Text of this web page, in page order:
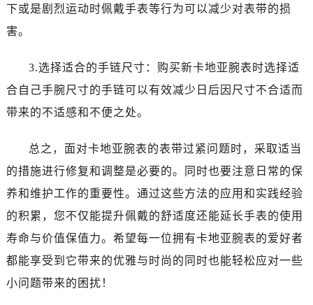
下或是剧烈运动时佩戴手表等行为可以减少对表带的损
害。
3.选择适合的手链尺寸：购买新卡地亚腕表时选择适
合自己手腕尺寸的手链可以有效减少日后因尺寸不合适而
带来的不适感和不便之处。
总之，面对卡地亚腕表的表带过紧问题时，采取适当
的措施进行修复和调整是必要的。同时也要注意日常的保
养和维护工作的重要性。通过这些方法的应用和实践经验
的积累，您不仅能提升佩戴的舒适度还能延长手表的使用
寿命与价值保值力。希望每一位拥有卡地亚腕表的爱好者
都能享受到它带来的优雅与时尚的同时也能轻松应对一些
小问题带来的困扰！